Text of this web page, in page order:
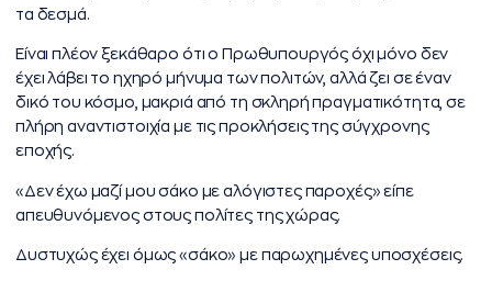
τα δεσμά.
Είναι πλέον ξεκάθαρο ότι ο Πρωθυπουργός όχι μόνο δεν
έχει λάβει το ηχηρό μήνυμα των πολιτών, αλλά ζει σε έναν
δικό του κόσμο, μακριά από τη σκληρή πραγματικότητα, σε
πλήρη αναντιστοιχία με τις προκλήσεις της σύγχρονης
εποχής.
«Δεν έχω μαζί μου σάκο με αλόγιστες παροχές» είπε
απευθυνόμενος στους πολίτες της χώρας.
Δυστυχώς έχει όμως «σάκο» με παρωχημένες υποσχέσεις.